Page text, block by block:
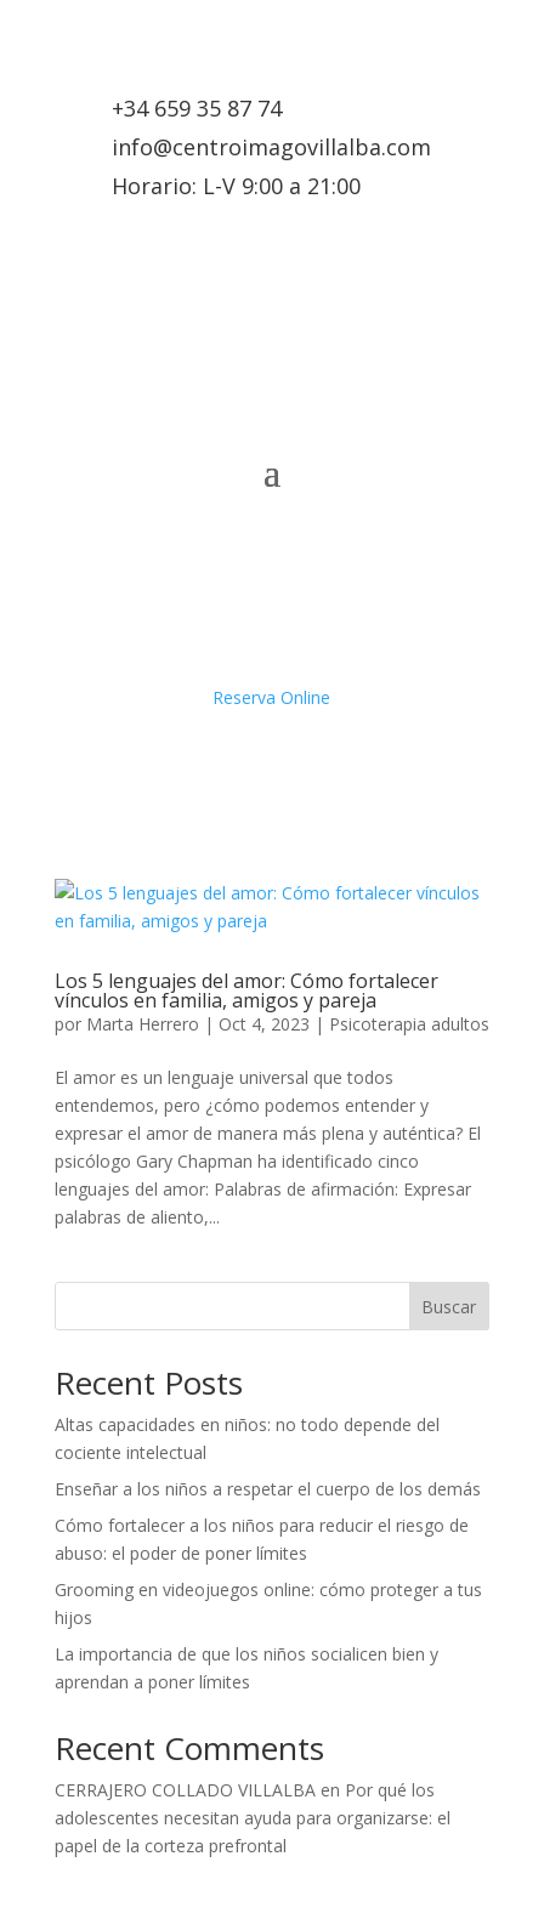
+34 659 35 87 74
info@centroimagovillalba.com
Horario: L-V 9:00 a 21:00
Reserva Online
Los 5 lenguajes del amor: Cómo fortalecer
vínculos en familia, amigos y pareja
por Marta Herrero | Oct 4, 2023 | Psicoterapia adultos
El amor es un lenguaje universal que todos
entendemos, pero ¿cómo podemos entender y
expresar el amor de manera más plena y auténtica? El
psicólogo Gary Chapman ha identificado cinco
lenguajes del amor: Palabras de afirmación: Expresar
palabras de aliento,...
Buscar
Recent Posts
Altas capacidades en niños: no todo depende del
cociente intelectual
Enseñar a los niños a respetar el cuerpo de los demás
Cómo fortalecer a los niños para reducir el riesgo de
abuso: el poder de poner límites
Grooming en videojuegos online: cómo proteger a tus
hijos
La importancia de que los niños socialicen bien y
aprendan a poner límites
Recent Comments
CERRAJERO COLLADO VILLALBAen Por qué los
adolescentes necesitan ayuda para organizarse: el
papel de la corteza prefrontal